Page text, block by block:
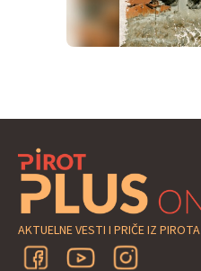
AKTUELNE VESTI I PRIČE IZ PIROTA